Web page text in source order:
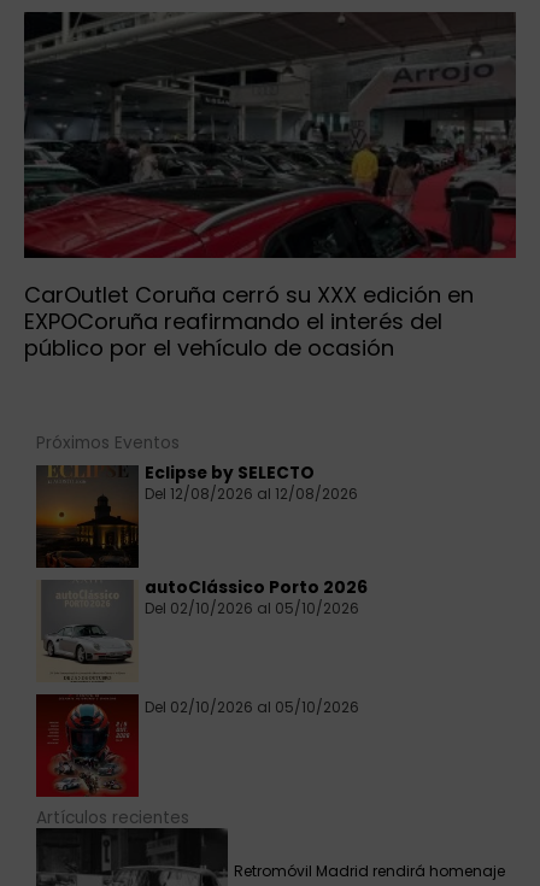
CarOutlet Coruña cerró su XXX edición en
EXPOCoruña reafirmando el interés del
público por el vehículo de ocasión
Próximos Eventos
Eclipse by SELECTO
Del 12/08/2026 al 12/08/2026
autoClássico Porto 2026
Del 02/10/2026 al 05/10/2026
Del 02/10/2026 al 05/10/2026
Artículos recientes
Retromóvil Madrid rendirá homenaje